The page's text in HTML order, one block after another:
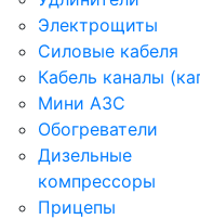
Электрощиты
Силовые кабеля
Кабель каналы
Мини АЗС
Обогреватели
Дизельные
компрессоры
Прицепы